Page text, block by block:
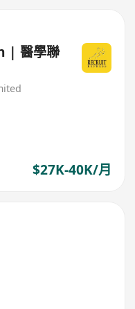
| 醫學聯
$27K-40K/月